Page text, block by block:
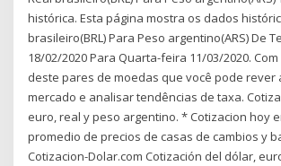
histórica. Esta página mostra os dados
brasileiro(BRL) Para Peso argentino(ARS) De
18/02/2020 Para Quarta-feira 11/03/2020.
deste pares de moedas que você pode rever
mercado e analisar tendências de taxa.
euro, real y peso argentino. * Cotizacion hoy
promedio de precios de casas de cambios y
Cotizacion-Dolar.com Cotización del dólar,